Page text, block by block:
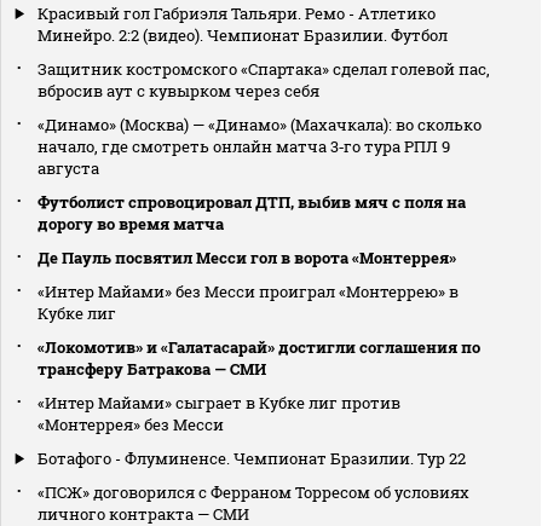
Красивый гол Габриэля Тальяри. Ремо - Атлетико
Минейро. 2:2 (видео). Чемпионат Бразилии. Футбол
Защитник костромского «Спартака» сделал голевой пас,
вбросив аут с кувырком через себя
«Динамо» (Москва) — «Динамо» (Махачкала): во сколько
начало, где смотреть онлайн матча 3‑го тура РПЛ 9
августа
Футболист спровоцировал ДТП, выбив мяч с поля на
дорогу во время матча
Де Пауль посвятил Месси гол в ворота «Монтеррея»
«Интер Майами» без Месси проиграл «Монтеррею» в
Кубке лиг
«Локомотив» и «Галатасарай» достигли соглашения по
трансферу Батракова — СМИ
«Интер Майами» сыграет в Кубке лиг против
«Монтеррея» без Месси
Ботафого - Флуминенсе. Чемпионат Бразилии. Тур 22
«ПСЖ» договорился с Ферраном Торресом об условиях
личного контракта — СМИ